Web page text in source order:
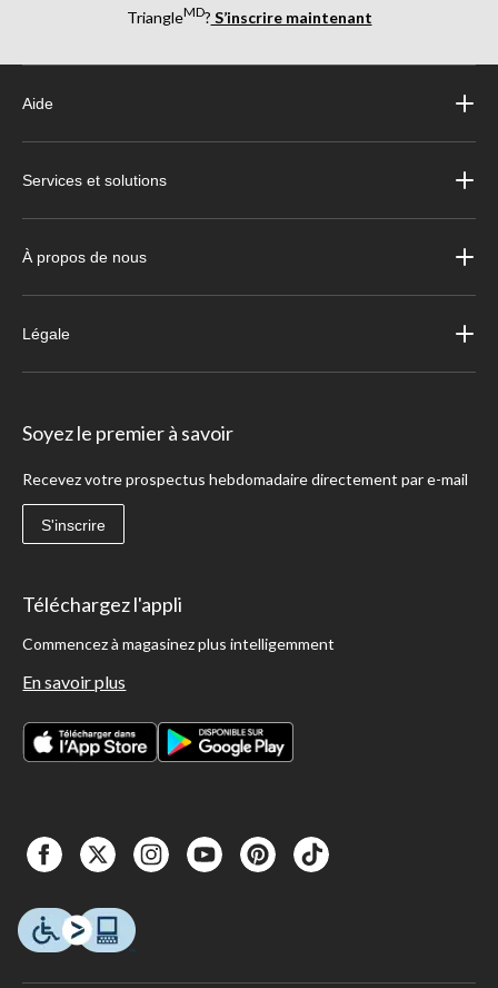
TriangleMD? S’inscrire maintenant
Aide
Services et solutions
À propos de nous
Légale
Soyez le premier à savoir
Recevez votre prospectus hebdomadaire directement par e-mail
S'inscrire
Téléchargez l'appli
Commencez à magasinez plus intelligemment
En savoir plus